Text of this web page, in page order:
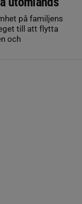
på familjens
till att flytta
och